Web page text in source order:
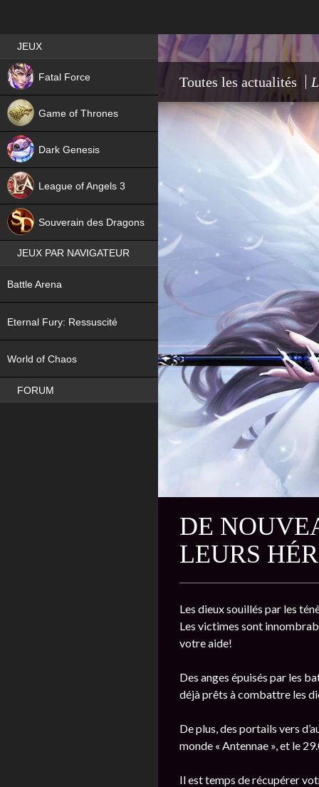
Toutes les actualités
DE
LEURS
Les dieux souillés par les
Les victimes sont
votre aide!
Des anges épuisés par les
déjà prêts à combattre les
De plus, des portails vers
monde « Antennae », et le
Il est temps de récupérer
Best RPG games in France
JEUX
Fatal Force
NEW
Game of Thrones
Dark Genesis
League of Angels 3
Souverain des Dragons
JEUX PAR NAVIGATEUR
Battle Arena
Eternal Fury: Ressuscité
World of Chaos
NEW
FORUM